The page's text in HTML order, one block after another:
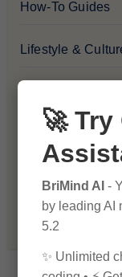
How-To Guides
Lifestyle &
Premium
Tech & Innovation
🚀 Try
BriMind AI -
by leading AI
5.2
✨ Unlimited